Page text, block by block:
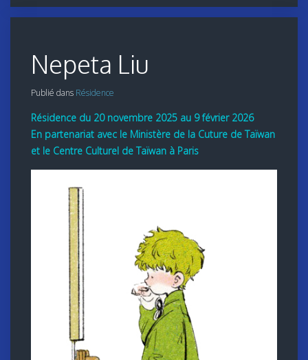
Nepeta Liu
Publié dans Résidence
Résidence du 20 novembre 2025 au 9 février 2026
En partenariat avec le Ministère de la Cuture de Taïwan
et le Centre Culturel de Taïwan à Paris